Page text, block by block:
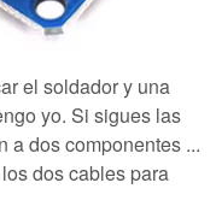
el soldador y una
yo. Si sigues las
a dos componentes ...
dos cables para